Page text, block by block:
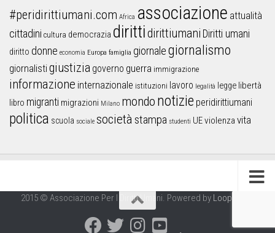
#peridirittiumani.com Africa associazione attualità
cittadini cultura democrazia dirittidirittiumani Diritti umani
diritto donne economia Europa famiglia giornalegiornalismo
giornalistigiustizia governo guerra immigrazione
informazione internazionale istituzioni lavoro legalità legge libertà
libro migranti migrazioni Milano mondo notizie peridirittiumani
politica scuola sociale società stampa studenti UEviolenza vita
2015 © Associazione Per I Diritti Umani. Powered by Looproject